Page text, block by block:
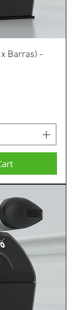
Barras) -